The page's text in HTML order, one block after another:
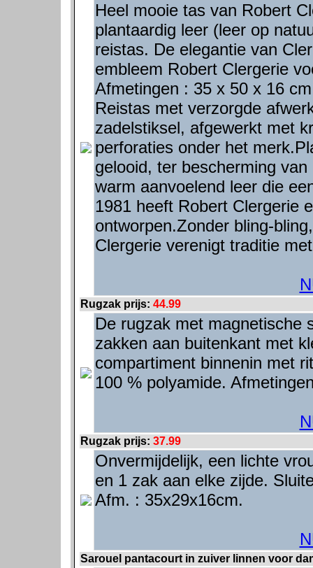
Heel mooie tas van Robert
plantaardig leer (leer op
reistas. De elegantie van
embleem Robert Clergerie
Afmetingen : 35 x 50 x 16
Reistas met verzorgde
zadelstiksel, afgewerkt met
perforaties onder het
gelooid, ter bescherming
warm aanvoelend leer die
1981 heeft Robert Clergerie
ontworpen.Zonder bling-
Clergerie verenigt traditie
Rugzak prijs: 44.99
De rugzak met magnetische
zakken aan buitenkant met
compartiment binnenin met
100 % polyamide.
Rugzak prijs: 37.99
Onvermijdelijk, een lichte
en 1 zak aan elke zijde.
Afm. : 35x29x16cm.
Sarouel pantacourt in zuiver linnen voor